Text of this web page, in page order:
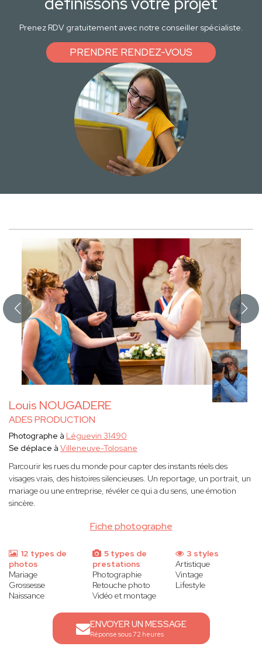
Prenez RDV gratuitement avec notre conseiller spécialiste.
PRENDRE RENDEZ-VOUS
Louis NOUGADERE
ADES PRODUCTION
Fiche photographe
Photographe à Léguevin 31490
Se déplace à Villeneuve-Tolosane
Parcourir les rues du monde pour capter des instants réels des
visages vrais, des histoires silencieuses. Un reportage, un portrait, un
mariage ou une entreprise, révéler ce qui a du sens, une émotion
sincère.
12 types de
photos
Mariage
Grossesse
Naissance
5 types de
prestations
Photographie
Retouche photo
Vidéo et montage
3 styles
Artistique
Vintage
Lifestyle
ENVOYER UN MESSAGE
Réponse sous 72 heures